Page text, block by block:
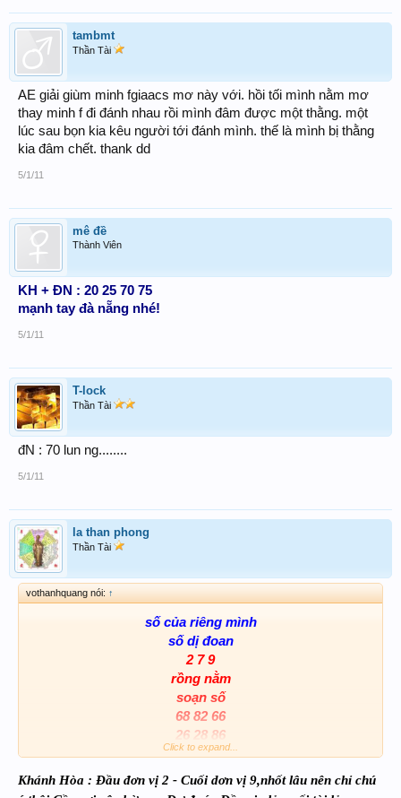
tambmt
Thần Tài
AE giải giùm minh fgiaacs mơ này với. hồi tối mình nằm mơ
thay minh f đi đánh nhau rồi mình đâm được một thằng. một
lúc sau bọn kia kêu người tới đánh mình. thế là mình bị thằng
kia đâm chết. thank dd
5/1/11
mê đề
Thành Viên
KH + ĐN : 20 25 70 75
mạnh tay đà nẵng nhé!
5/1/11
T-lock
Thần Tài
đN : 70 lun ng........
5/1/11
la than phong
Thần Tài
vothanhquang nói: ↑
số của riêng mình
số dị đoan
2 7 9
rồng nằm
soạn số
68 82 66
26 28 86
62 22 80
chúc may mắn
Click to expand...
Khánh Hòa : Đầu đơn vị 2 - Cuối dơn vị 9,nhốt lâu nên chỉ chú